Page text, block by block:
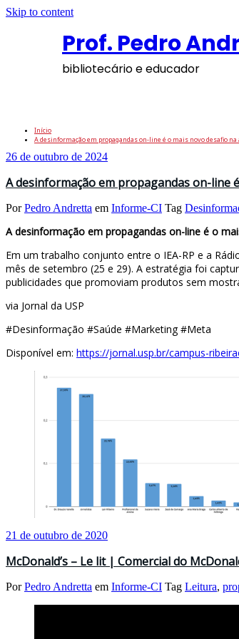
Skip to content
Prof. Pedro
bibliotecário e educador
Início
A desinformação em propagandas on-line é o mais novo desafio na
26 de outubro de 2024
A desinformação em propagandas on-line
PorPedro Andretta em Informe-CI Tag
A desinformação em propagandas on-line é o
Em um trabalho conjunto entre o IEA-RP e a
mês de setembro (25 e 29). A estratégia foi
publicidades que promoviam produtos sem
via Jornal da USP
#Desinformação #Saúde #Marketing #Meta
Disponível em: https://jornal.usp.br/campus-
21 de outubro de 2020
McDonald’s – Le lit | Comercial do
PorPedro Andretta em Informe-CI Tag Leitura,